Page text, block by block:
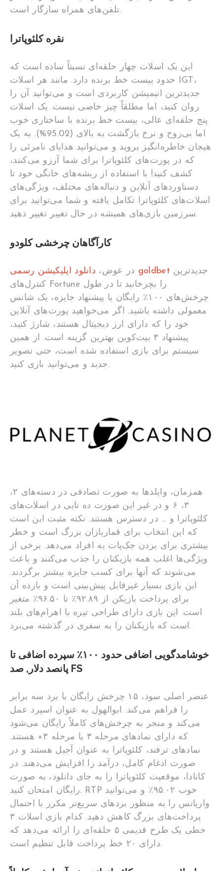
تلفن‌های همراه سازگار است.
نقره کلئوپاترا
این یک اسلات چهار حلقه‌ای نسبتاً ساده است که
حدود بیست خط برنده دارد. مانند هر اسلات IGT،
جدیدترین انیمیشن کاربردی است و می‌توانید آن را
روان کنید، اما مطلقاً چیز خاصی نیست. یک اسلات
پنج حلقه‌ای عالی، بیست خط برنده با ساختاری خوب
اما بی‌روح و نرخ بازگشت به بالای (95.02%). به یک
هیجان خاطره‌انگیز بروید و می‌توانید هدایای نامرئی را
که در پورت‌های کلئوپاترا برای شما آرزو می‌کنند،
کشف کنید! با استفاده از ریشه‌های خانگی خود تا
دستاوردهای آنلاین و دنباله‌های مختلف، ویژگی‌های
اسلات‌های کلئوپاترا تکامل یافته و شما می‌توانید برای
سرزمین بازی‌های همیشه در حال تغییر تغییر دهید.
کارآگاهان چرخشی کلودو
در عوض، دانلود اپلیکیشن رسمی goldbet
کنترل‌های Fortune را بچرخانید تا در طول
چرخش‌های ۱۰۰٪ رایگان یا پیشنهاد جایزه، یک شانس
معمولی داشته باشید. اگر می‌خواهید پورت‌های آنلاین
خود را که دارای ارز دیجیتال هستند، شارژ کنید،
پیشنهاد ۳ بیت‌کوین بهترین گزینه است. از همین
سیستم برای بازی استفاده شده است، حتی تصویر
جدید و می‌توانید بازی کنید.
همزمان، وایلدها به صورت تصادفی در دسته‌های ۲،
۳، ۶ و در غیر این صورت ده تایی در اسلات‌های
کلئوپاترا و … در دسترس هستند. نکته مثبت این است
که این انتخاب برای قماربازان بزرگ است و خطر
بیشتری برای بردن جک‌پات به افراد می‌دهد. برخی از
ویژگی‌ها اغلب همه بازیکنان را جذب می‌کنند و باعث
می‌شوند که آنها برای کسب جایزه بیشتر برگردند.
این بازی بسیار غیرقابل پیش‌بینی است و بازده آن
برای پرداخت بازیکن از ۹۲.۸۹٪ تا ۹۶.۵۰٪ متغیر
است. این بازی دارای طراحی تیره با اهرام‌های بلند
است که بازیکنان را به سفری در گذشته می‌برد.
خوشامدگویی اضافی حدود ۱۰۰٪ سپرده اضافی تا
پانصد دلار, صد FS
عنصر اصلی سود، ۱۵ چرخش رایگان با برد سه برابر
را فراهم می‌کند. ابوالهول به عنوان اسپرد عمل
می‌کند و منجر به چرخش‌های کاملاً رایگان می‌شود
که دارای نمادهای مرحله ۳ یا مرحله ۳+ هستند.
نمادهای ترفند، کلئوپاترا به عنوان آجیل هستند و در
صورت ادغام کامل، درآمد را افزایش می‌دهند. در
کانادا، موقعیت کلئوپاترا را به جای دانلود، به صورت
رایگان امتحان کنید. RTP خوب ۹۵.۰۲٪ و می‌توانید
واریانس را به منظور بردهای سریع‌تر مکرر با احتمال
پرداخت‌های بزرگ کاهش دهید. کدام بازی اسلات ۳
خطی یک طرح قدیمی ۵ حلقه‌ای را ارائه می‌دهد که
دارای ۲۰ خط پرداخت قابل تنظیم است.